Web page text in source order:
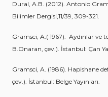
Dural, A.B. (2012). Antonio
Bilimler Dergisi,11/39, 309-321.
Gramsci, A.( 1967). Aydınlar ve
B.Onaran, çev.). İstanbul: Çan
Gramsci, A. (1986). Hapishane
çev.). İstanbul: Belge Yayınları.